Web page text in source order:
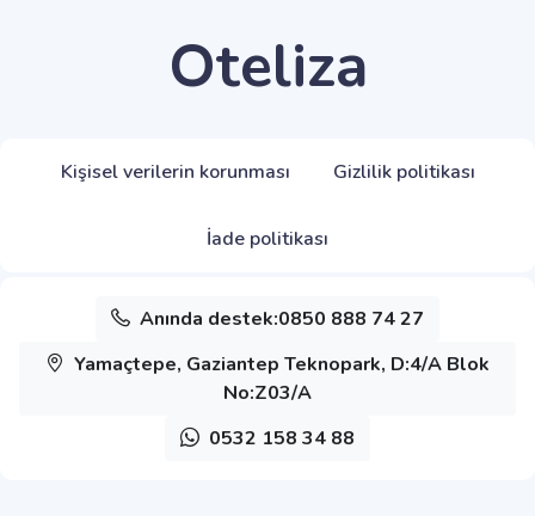
Oteliza
Kişisel verilerin korunması Gizlilik politikası
İade politikası
Anında destek:0850 888 74 27
Yamaçtepe, Gaziantep Teknopark, D:4/A Blok
No:Z03/A
0532 158 34 88